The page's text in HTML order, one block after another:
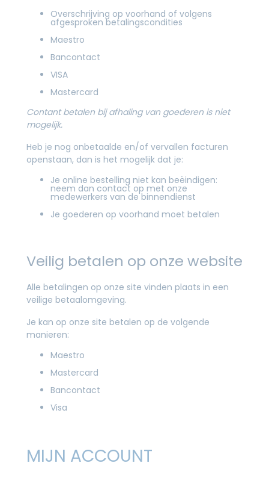
Overschrijving op voorhand of volgens
afgesproken betalingscondities
Maestro
Bancontact
VISA
Mastercard
Contant betalen bij afhaling van goederen is niet
mogelijk.
Heb je nog onbetaalde en/of vervallen facturen
openstaan, dan is het mogelijk dat je:
Je online bestelling niet kan beëindigen:
neem dan contact op met onze
medewerkers van de binnendienst
Je goederen op voorhand moet betalen
Veilig betalen op onze website
Alle betalingen op onze site vinden plaats in een
veilige betaalomgeving.
Je kan op onze site betalen op de volgende
manieren:
Maestro
Mastercard
Bancontact
Visa
MIJN ACCOUNT